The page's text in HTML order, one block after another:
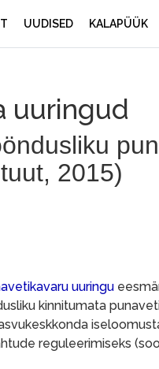
UUDISED KALAPÜÜK
uuringud
2015)
uuringu
kinnitumata
reguleerimiseks